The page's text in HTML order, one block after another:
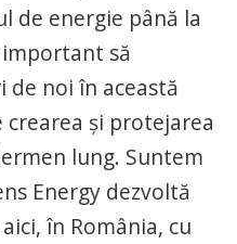
de energie până la
să
noi în această
și protejarea
lung. Suntem
Energy dezvoltă
în România, cu